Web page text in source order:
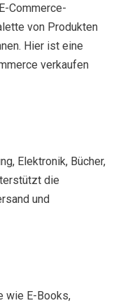
Commerce-
von Produkten
Hier ist eine
verkaufen
Elektronik, Bücher,
die
und
wie E-Books,